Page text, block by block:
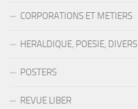
CORPORATIONS ET METIERS
HERALDIQUE, POESIE, DIVERS
POSTERS
REVUE LIBER